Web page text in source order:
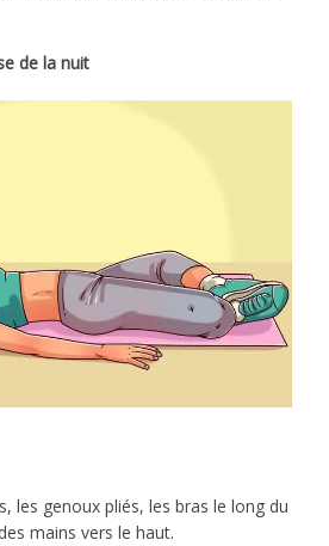
de la nuit
les genoux pliés, les bras le long du
mains vers le haut.